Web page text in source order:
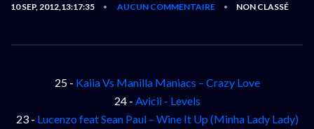
10 SEP, 2012,13:17:35 • AUCUN COMMENTAIRE • NON CLASSÉ
25 - Kaiia Vs Manilla Maniacs – Crazy Love
24 - Avicii - Levels
23 - Lucenzo feat Sean Paul – Wine It Up (Minha Lady Lady)